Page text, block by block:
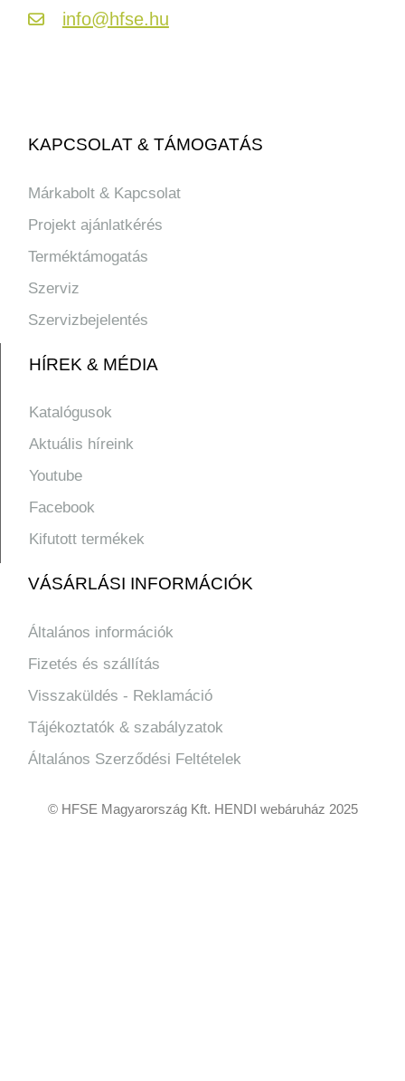
info@hfse.hu
KAPCSOLAT & TÁMOGATÁS
Márkabolt & Kapcsolat
Projekt ajánlatkérés
Terméktámogatás
Szerviz
Szervizbejelentés
HÍREK & MÉDIA
Katalógusok
Aktuális híreink
Youtube
Facebook
Kifutott termékek
VÁSÁRLÁSI INFORMÁCIÓK
Általános információk
Fizetés és szállítás
Visszaküldés - Reklamáció
Tájékoztatók & szabályzatok
Általános Szerződési Feltételek
© HFSE Magyarország Kft. HENDI webáruház 2025